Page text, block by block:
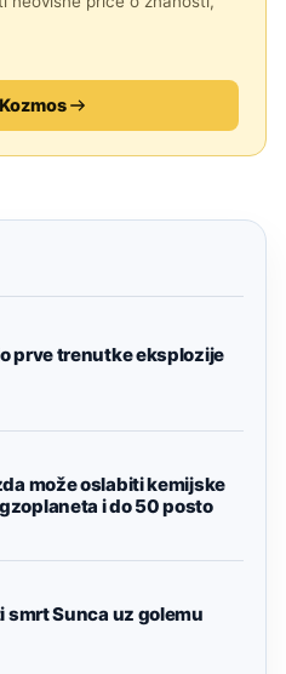
prve trenutke eksplozije
može oslabiti kemijske
i do 50 posto
smrt Sunca uz golemu